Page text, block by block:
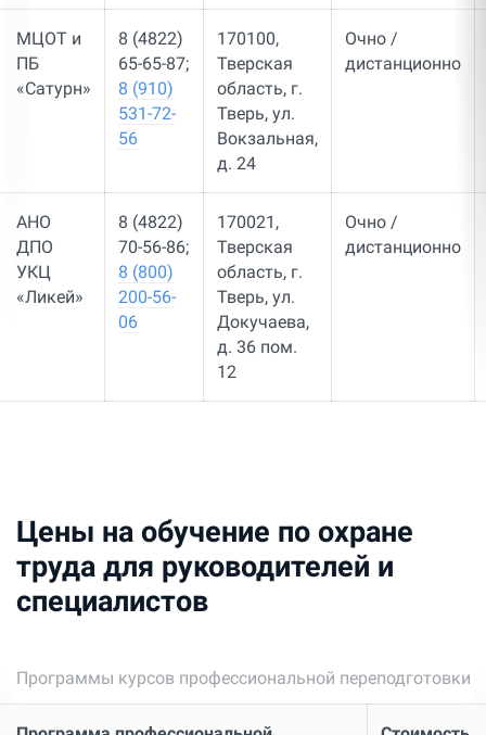
МЦОТ и
ПБ
«Сатурн»
8 (4822)
65-65-87;
8 (910)
531-72-
56
170100,
Тверская
область, г.
Тверь, ул.
Вокзальная,
д. 24
Очно /
дистанционно
АНО
ДПО
УКЦ
«Ликей»
8 (4822)
70-56-86;
8 (800)
200-56-
06
170021,
Тверская
область, г.
Тверь, ул.
Докучаева,
д. 36 пом.
12
Очно /
дистанционно
Цены на обучение по охране
труда для руководителей и
специалистов
Программы курсов профессиональной переподготовки